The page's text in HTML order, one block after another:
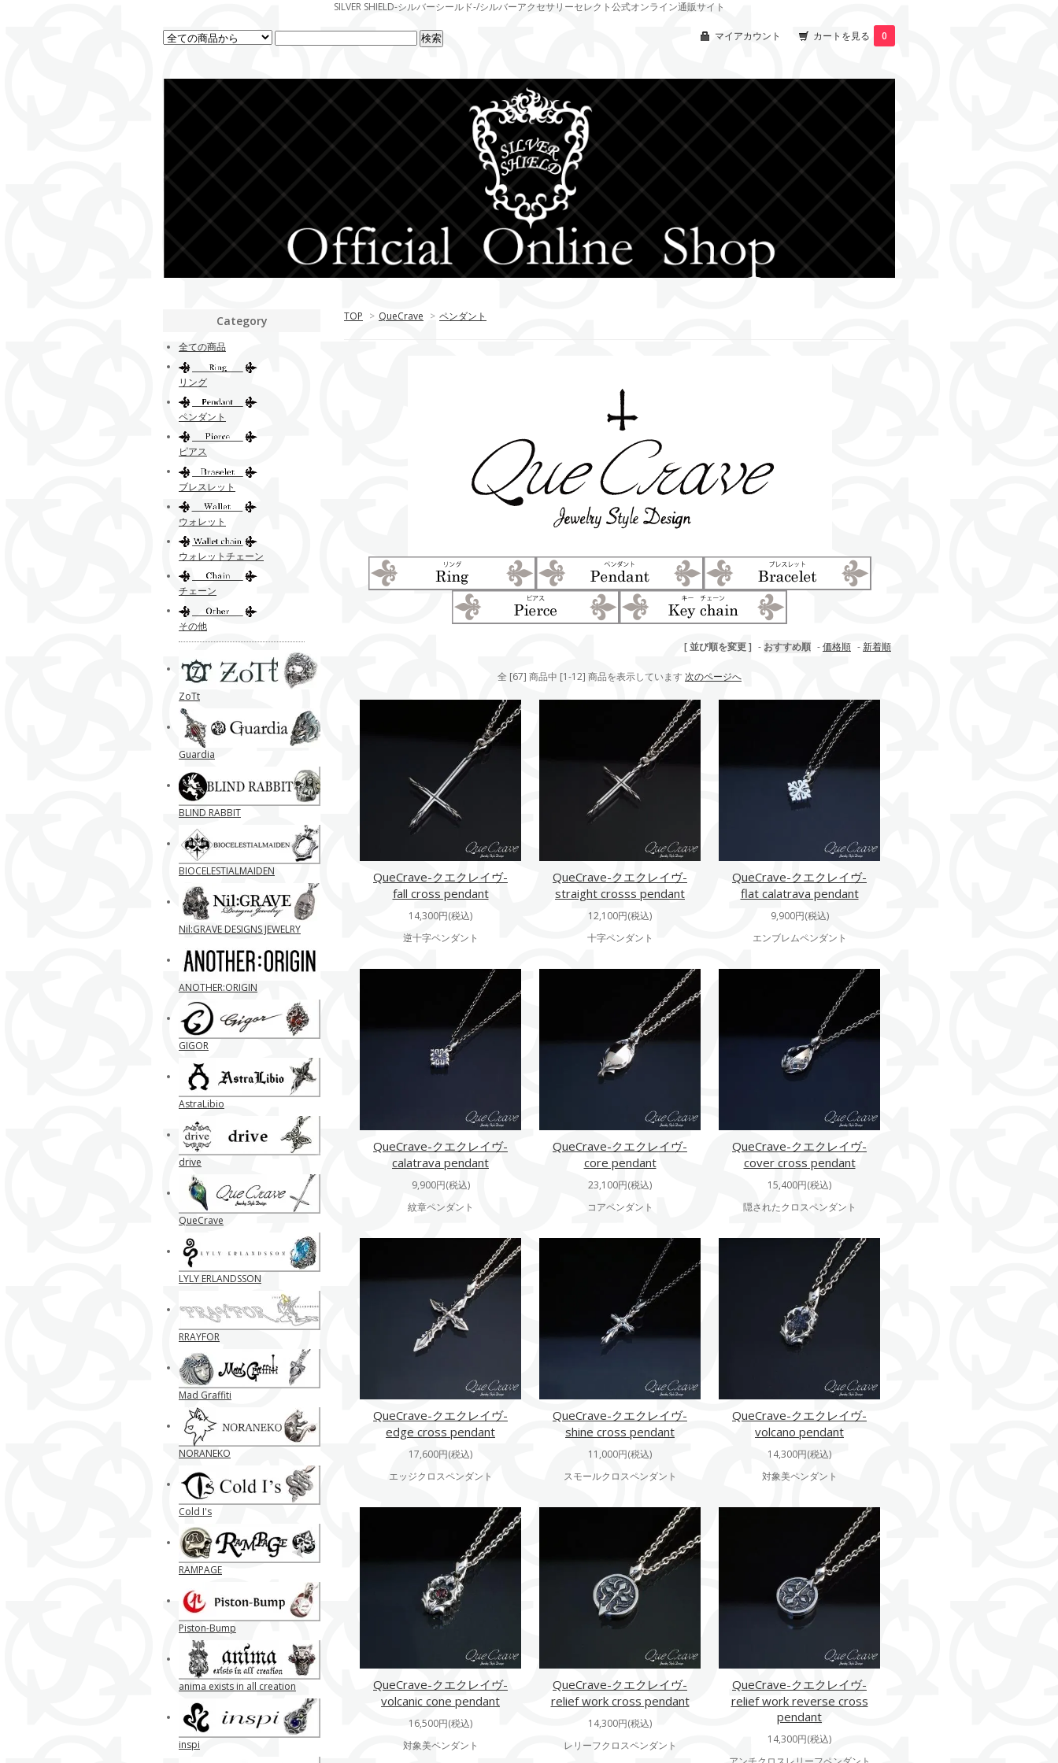
SILVER SHIELD-シルバーシールド-/シルバーアクセサリーセレクト公式オンライン通販サイト
マイアカウント カートを見る 0
TOP > QueCrave > ペンダント
[ 並び順を変更 ] - おすすめ順 -価格順 -新着順
全 [67] 商品中 [1-12] 商品を表示しています 次のページへ
QueCrave-クエクレイヴ-
fall cross pendant
14,300円(税込)
逆十字ペンダント
QueCrave-クエクレイヴ-
straight crosss pendant
12,100円(税込)
十字ペンダント
QueCrave-クエクレイヴ-
flat calatrava pendant
9,900円(税込)
エンブレムペンダント
QueCrave-クエクレイヴ-
calatrava pendant
9,900円(税込)
紋章ペンダント
QueCrave-クエクレイヴ-
core pendant
23,100円(税込)
コアペンダント
QueCrave-クエクレイヴ-
cover cross pendant
15,400円(税込)
隠されたクロスペンダント
QueCrave-クエクレイヴ-
edge cross pendant
17,600円(税込)
エッジクロスペンダント
QueCrave-クエクレイヴ-
shine cross pendant
11,000円(税込)
スモールクロスペンダント
QueCrave-クエクレイヴ-
volcano pendant
14,300円(税込)
対象美ペンダント
QueCrave-クエクレイヴ-
volcanic cone pendant
16,500円(税込)
対象美ペンダント
QueCrave-クエクレイヴ-
relief work cross pendant
14,300円(税込)
レリーフクロスペンダント
QueCrave-クエクレイヴ-
relief work reverse cross
pendant
14,300円(税込)
Category
全ての商品
リング
ペンダント
ピアス
ブレスレット
ウォレット
ウォレットチェーン
チェーン
その他
ZoTt
Guardia
BLIND RABBIT
BIOCELESTIALMAIDEN
Nil:GRAVE DESIGNS JEWELRY
ANOTHER:ORIGIN
GIGOR
AstraLibio
drive
QueCrave
LYLY ERLANDSSON
RRAYFOR
Mad Graffiti
NORANEKO
Cold I's
RAMPAGE
Piston-Bump
anima exists in all creation
inspi